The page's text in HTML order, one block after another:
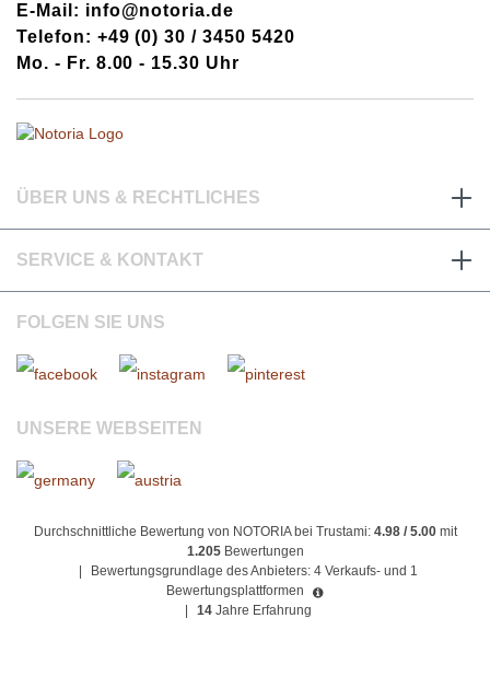
E-Mail: info@notoria.de
Telefon: +49 (0) 30 / 3450 5420
Mo. - Fr. 8.00 - 15.30 Uhr
ÜBER UNS & RECHTLICHES
SERVICE & KONTAKT
FOLGEN SIE UNS
UNSERE WEBSEITEN
Durchschnittliche Bewertung von NOTORIA bei Trustami: 4.98 / 5.00mit
1.205 Bewertungen
Bewertungsgrundlage des Anbieters: 4 Verkaufs- und 1
Bewertungsplattformen
14 Jahre Erfahrung